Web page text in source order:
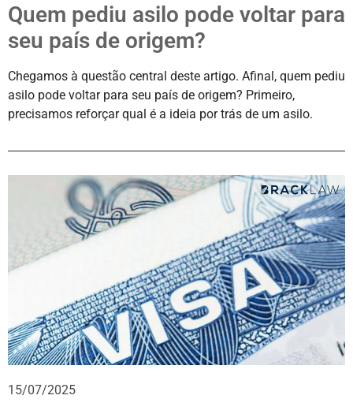
Quem pediu asilo pode voltar para
seu país de origem?
Chegamos à questão central deste artigo. Afinal, quem pediu
asilo pode voltar para seu país de origem? Primeiro,
precisamos reforçar qual é a ideia por trás de um asilo.
15/07/2025